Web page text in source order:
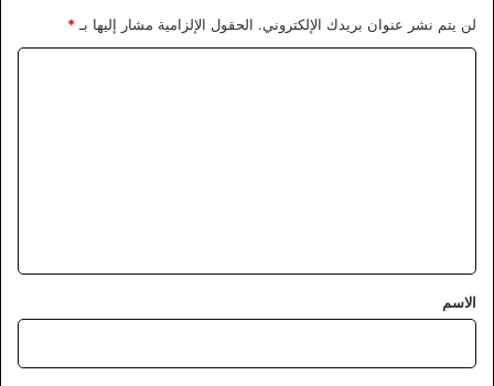
لن يتم نشر عنوان بريدك الإلكتروني. الحقول الإلزامية مشار إليها بـ *
*
الاسم